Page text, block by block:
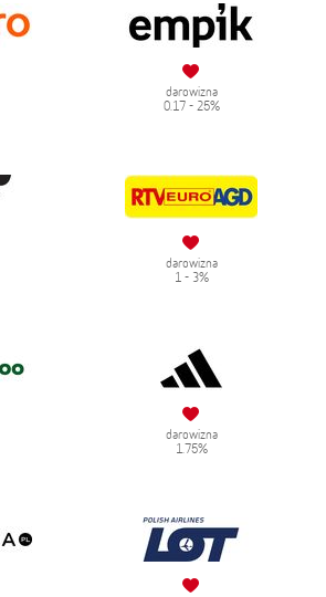
darowizna
0.17 - 25%
darowizna
1 - 3%
darowizna
1.75%